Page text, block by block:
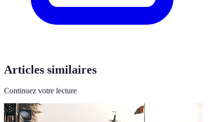
Articles similaires
Continuez votre lecture